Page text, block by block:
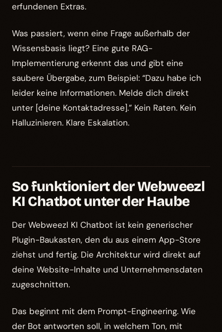
erfundenen Extras.
Was passiert, wenn eine Frage außerhalb der
Wissensbasis liegt? Eine gute RAG-
Implementierung erkennt das und gibt eine
saubere Übergabe, zum Beispiel: “Dazu habe ich
leider keine Informationen. Melde dich direkt
unter [deine Kontaktadresse].” Kein Raten. Kein
Halluzinieren. Klare Eskalation.
So funktioniert der Webweezl
KI Chatbot unter der Haube
Der Webweezl KI Chatbot ist kein generischer
Plugin-Baukasten, den du aus einem App-Store
ziehst und fertig. Die Architektur wird direkt auf
deine Website-Inhalte und Unternehmensdaten
zugeschnitten.
Das beginnt mit dem Prompt-Engineering. Wie
der Bot antworten soll, in welchem Ton, mit